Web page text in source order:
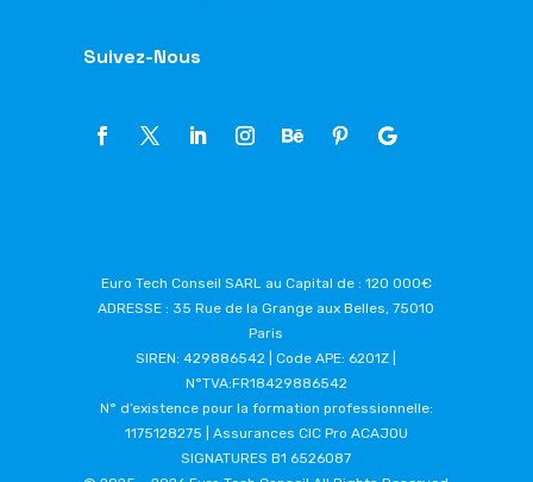
Suivez-Nous
Euro Tech Conseil SARL au Capital de : 120 000€
ADRESSE : 35 Rue de la Grange aux Belles, 75010
Paris
SIREN: 429886542 | Code APE: 6201Z |
N°TVA:FR18429886542
N° d’existence pour la formation professionnelle:
1175128275 | Assurances CIC Pro ACAJOU
SIGNATURES B1 6526087